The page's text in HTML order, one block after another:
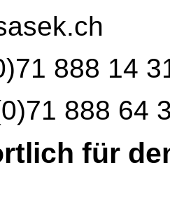
888 14
888 64
für